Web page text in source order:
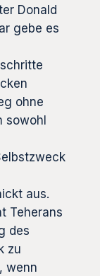
Donald
gebe es
ohne
sowohl
aus.
Teherans
des
zu
wenn